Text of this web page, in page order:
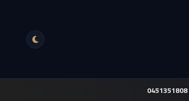
0451351808